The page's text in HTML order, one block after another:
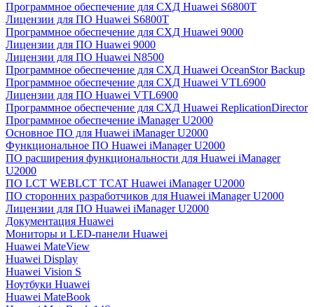
Программное обеспечение для СХД Huawei S6800T
Лицензии для ПО Huawei S6800T
Программное обеспечение для СХД Huawei 9000
Лицензии для ПО Huawei 9000
Лицензии для ПО Huawei N8500
Программное обеспечение для СХД Huawei OceanStor Backup
Программное обеспечение для СХД Huawei VTL6900
Лицензии для ПО Huawei VTL6900
Программное обеспечение для СХД Huawei ReplicationDirector
Программное обеспечение iManager U2000
Основное ПО для Huawei iManager U2000
Функциональное ПО Huawei iManager U2000
ПО расширения функциональности для Huawei iManager
U2000
ПО LCT WEBLCT TCAT Huawei iManager U2000
ПО сторонних разработчиков для Huawei iManager U2000
Лицензии для ПО Huawei iManager U2000
Документация Huawei
Мониторы и LED-панели Huawei
Huawei MateView
Huawei Display
Huawei Vision S
Ноутбуки Huawei
Huawei MateBook